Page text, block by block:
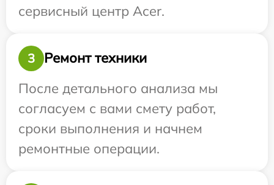
сервисный центр Acer.
3
Ремонт техники
После детального анализа мы
согласуем с вами смету работ,
сроки выполнения и начнем
ремонтные операции.